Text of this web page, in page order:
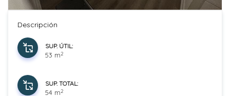
Descripción
SUP. ÚTIL:
53 m2
SUP. TOTAL:
54 m2